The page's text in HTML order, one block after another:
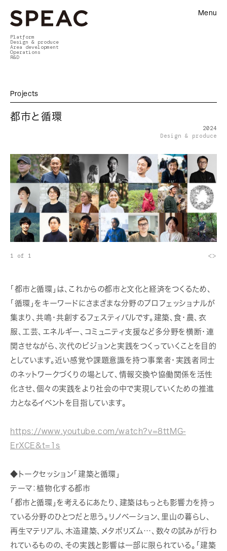
Platform
Design & produce
Area development
Operations
R&D
Menu
Projects
都市と循環
2024
Design & produce
1 of 1 <>
「都市と循環」は、これからの都市と文化と経済をつくるため、
「循環」をキーワードにさまざまな分野のプロフェッショナルが
集まり、共鳴・共創するフェスティバルです。建築、食・農、衣
服、工芸、エネルギー、コミュニティ支援など多分野を横断・連
関させながら、次代のビジョンと実践をつくっていくことを目的
としています。近い感覚や課題意識を持つ事業者・実践者同士
のネットワークづくりの場として、情報交換や協働関係を活性
化させ、個々の実践をより社会の中で実現していくための推進
力となるイベントを目指しています。
https://www.youtube.com/watch?v=8ttMG-
ErXCE&t=1s
◆トークセッション「建築と循環」
テーマ：植物化する都市
「都市と循環」を考えるにあたり、建築はもっとも影響力を持っ
ている分野のひとつだと思う。リノベーション、里山の暮らし、
再生マテリアル、木造建築、メタボリズム…、数々の試みが行わ
れているものの、その実践と影響は一部に限られている。「建築